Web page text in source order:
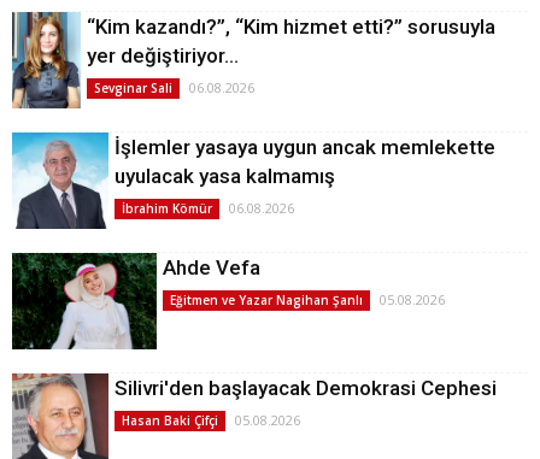
“Kim kazandı?”, “Kim hizmet etti?” sorusuyla
yer değiştiriyor…
Sevginar Sali 06.08.2026
İşlemler yasaya uygun ancak memlekette
uyulacak yasa kalmamış
İbrahim Kömür 06.08.2026
Ahde Vefa
Eğitmen ve Yazar Nagihan Şanlı 05.08.2026
Silivri'den başlayacak Demokrasi Cephesi
Hasan Baki Çifçi 05.08.2026